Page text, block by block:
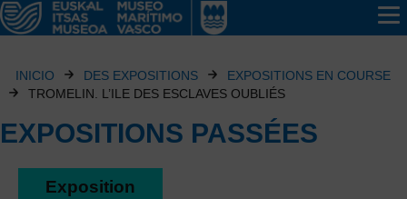
INICIO DES EXPOSITIONS
EXPOSITIONS EN COURSE
TROMELIN. L’ILE DES ESCLAVES OUBLIÉS
EXPOSITIONS PASSÉES
Exposition